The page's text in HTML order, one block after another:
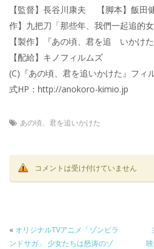
【監督】長谷川康夫 【脚本】飯
作】九把刀「那些年、我們一起追的女
【製作】『あの頃、君を追 いかけ
【配給】キノフィルムズ
(C)『あの頃、君を追いかけた』
式HP：http://anokoro-kimio.jp
あの頃、君を追いかけた
コメントは受け付けていません
« オリジナルTVアニメ「ゾンビラ
ンドサガ」 少女たちは怒涛のゾ